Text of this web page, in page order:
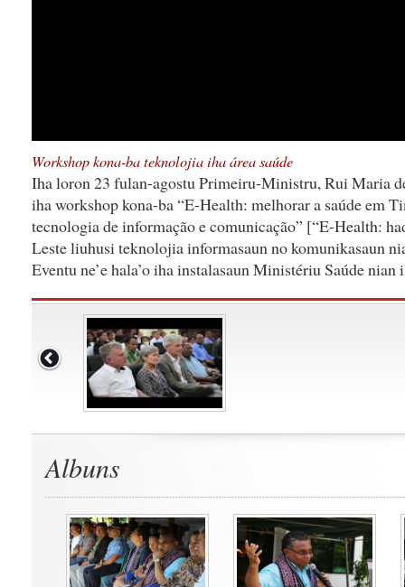
Workshop kona-ba teknolojia iha área saúde
Iha loron 23 fulan-agostu Primeiru-Ministru, Rui Maria
iha workshop kona-ba “E-Health: melhorar a saúde em
tecnologia de informação e comunicação” [“E-Health:
Leste liuhusi teknolojia informasaun no komunikasaun
Eventu ne’e hala’o iha instalasaun Ministériu Saúde
Albuns